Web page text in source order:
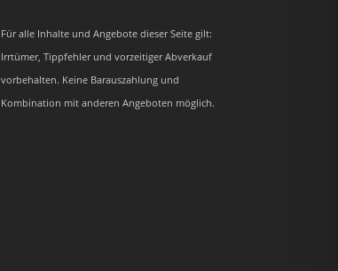
Für alle Inhalte und Angebote dieser Seite gilt:
Irrtümer, Tippfehler und vorzeitiger Abverkauf
vorbehalten. Keine Barauszahlung und
Kombination mit anderen Angeboten möglich.